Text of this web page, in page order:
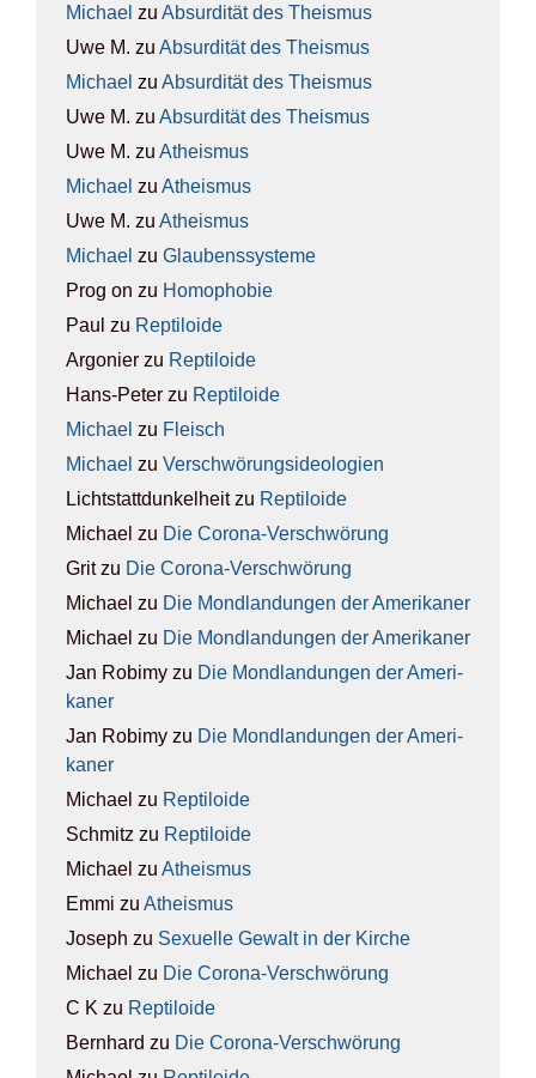
Michael zu Absur­di­tät des The­is­mus
Uwe M. zu Absur­di­tät des The­is­mus
Michael zu Absur­di­tät des The­is­mus
Uwe M. zu Absur­di­tät des The­is­mus
Uwe M. zu Athe­is­mus
Michael zu Athe­is­mus
Uwe M. zu Athe­is­mus
Michael zu Glau­bens­sys­te­me
Prog on zu Homo­pho­bie
Paul zu Rep­ti­lo­ide
Argonier zu Rep­ti­lo­ide
Hans-Peter zu Rep­ti­lo­ide
Michael zu Fleisch
Michael zu Ver­schwö­rungs­ideo­lo­gien
Lichtstattdunkelheitzu Rep­ti­lo­ide
Michael zu Die Coro­na-Ver­schwö­rung
Gritzu Die Coro­na-Ver­schwö­rung
Michael zu Die Mond­lan­dun­gen der Ame­ri­ka­ner
Michael zu Die Mond­lan­dun­gen der Ame­ri­ka­ner
Jan Robimy zu Die Mond­lan­dun­gen der Ame­ri­
ka­ner
Jan Robimy zu Die Mond­lan­dun­gen der Ame­ri­
ka­ner
Michael zu Rep­ti­lo­ide
Schmitz zu Rep­ti­lo­ide
Michael zu Athe­is­mus
Emmi zu Athe­is­mus
Joseph zu Sexu­el­le Gewalt in der Kir­che
Michael zu Die Coro­na-Ver­schwö­rung
C K zu Rep­ti­lo­ide
Bernhard zu Die Coro­na-Ver­schwö­rung